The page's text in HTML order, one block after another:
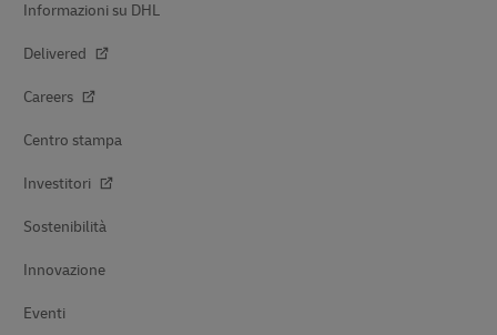
Informazioni su DHL
Delivered
Careers
Centro stampa
Investitori
Sostenibilità
Innovazione
Eventi